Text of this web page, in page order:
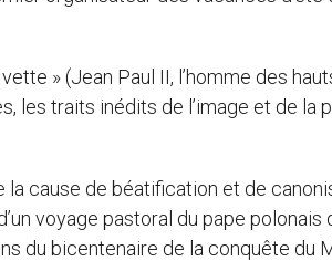
» (Jean Paul II, l’homme des
les traits inédits de l’image et de la
la cause de béatification et de
voyage pastoral du pape polonais
du bicentenaire de la conquête du